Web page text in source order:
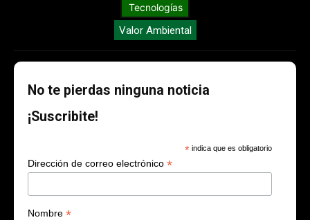
Tecnologías
Valor Ambiental
No te pierdas ninguna noticia
¡Suscribite!
* indica que es obligatorio
Dirección de correo electrónico *
Nombre *